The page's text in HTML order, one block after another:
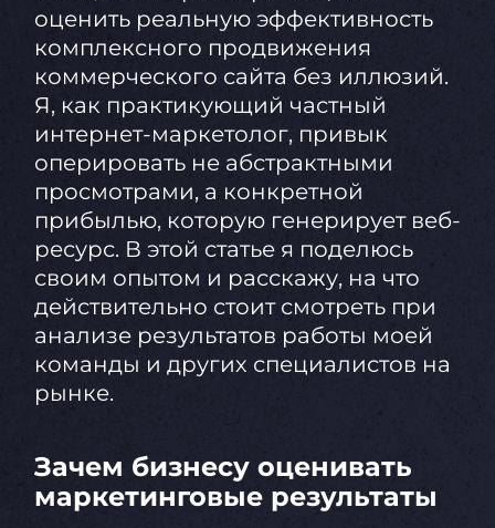
оценить реальную эффективность
комплексного продвижения
коммерческого сайта без иллюзий.
Я, как практикующий частный
интернет-маркетолог, привык
оперировать не абстрактными
просмотрами, а конкретной
прибылью, которую генерирует веб-
ресурс. В этой статье я поделюсь
своим опытом и расскажу, на что
действительно стоит смотреть при
анализе результатов работы моей
команды и других специалистов на
рынке.
Зачем бизнесу оценивать
маркетинговые результаты